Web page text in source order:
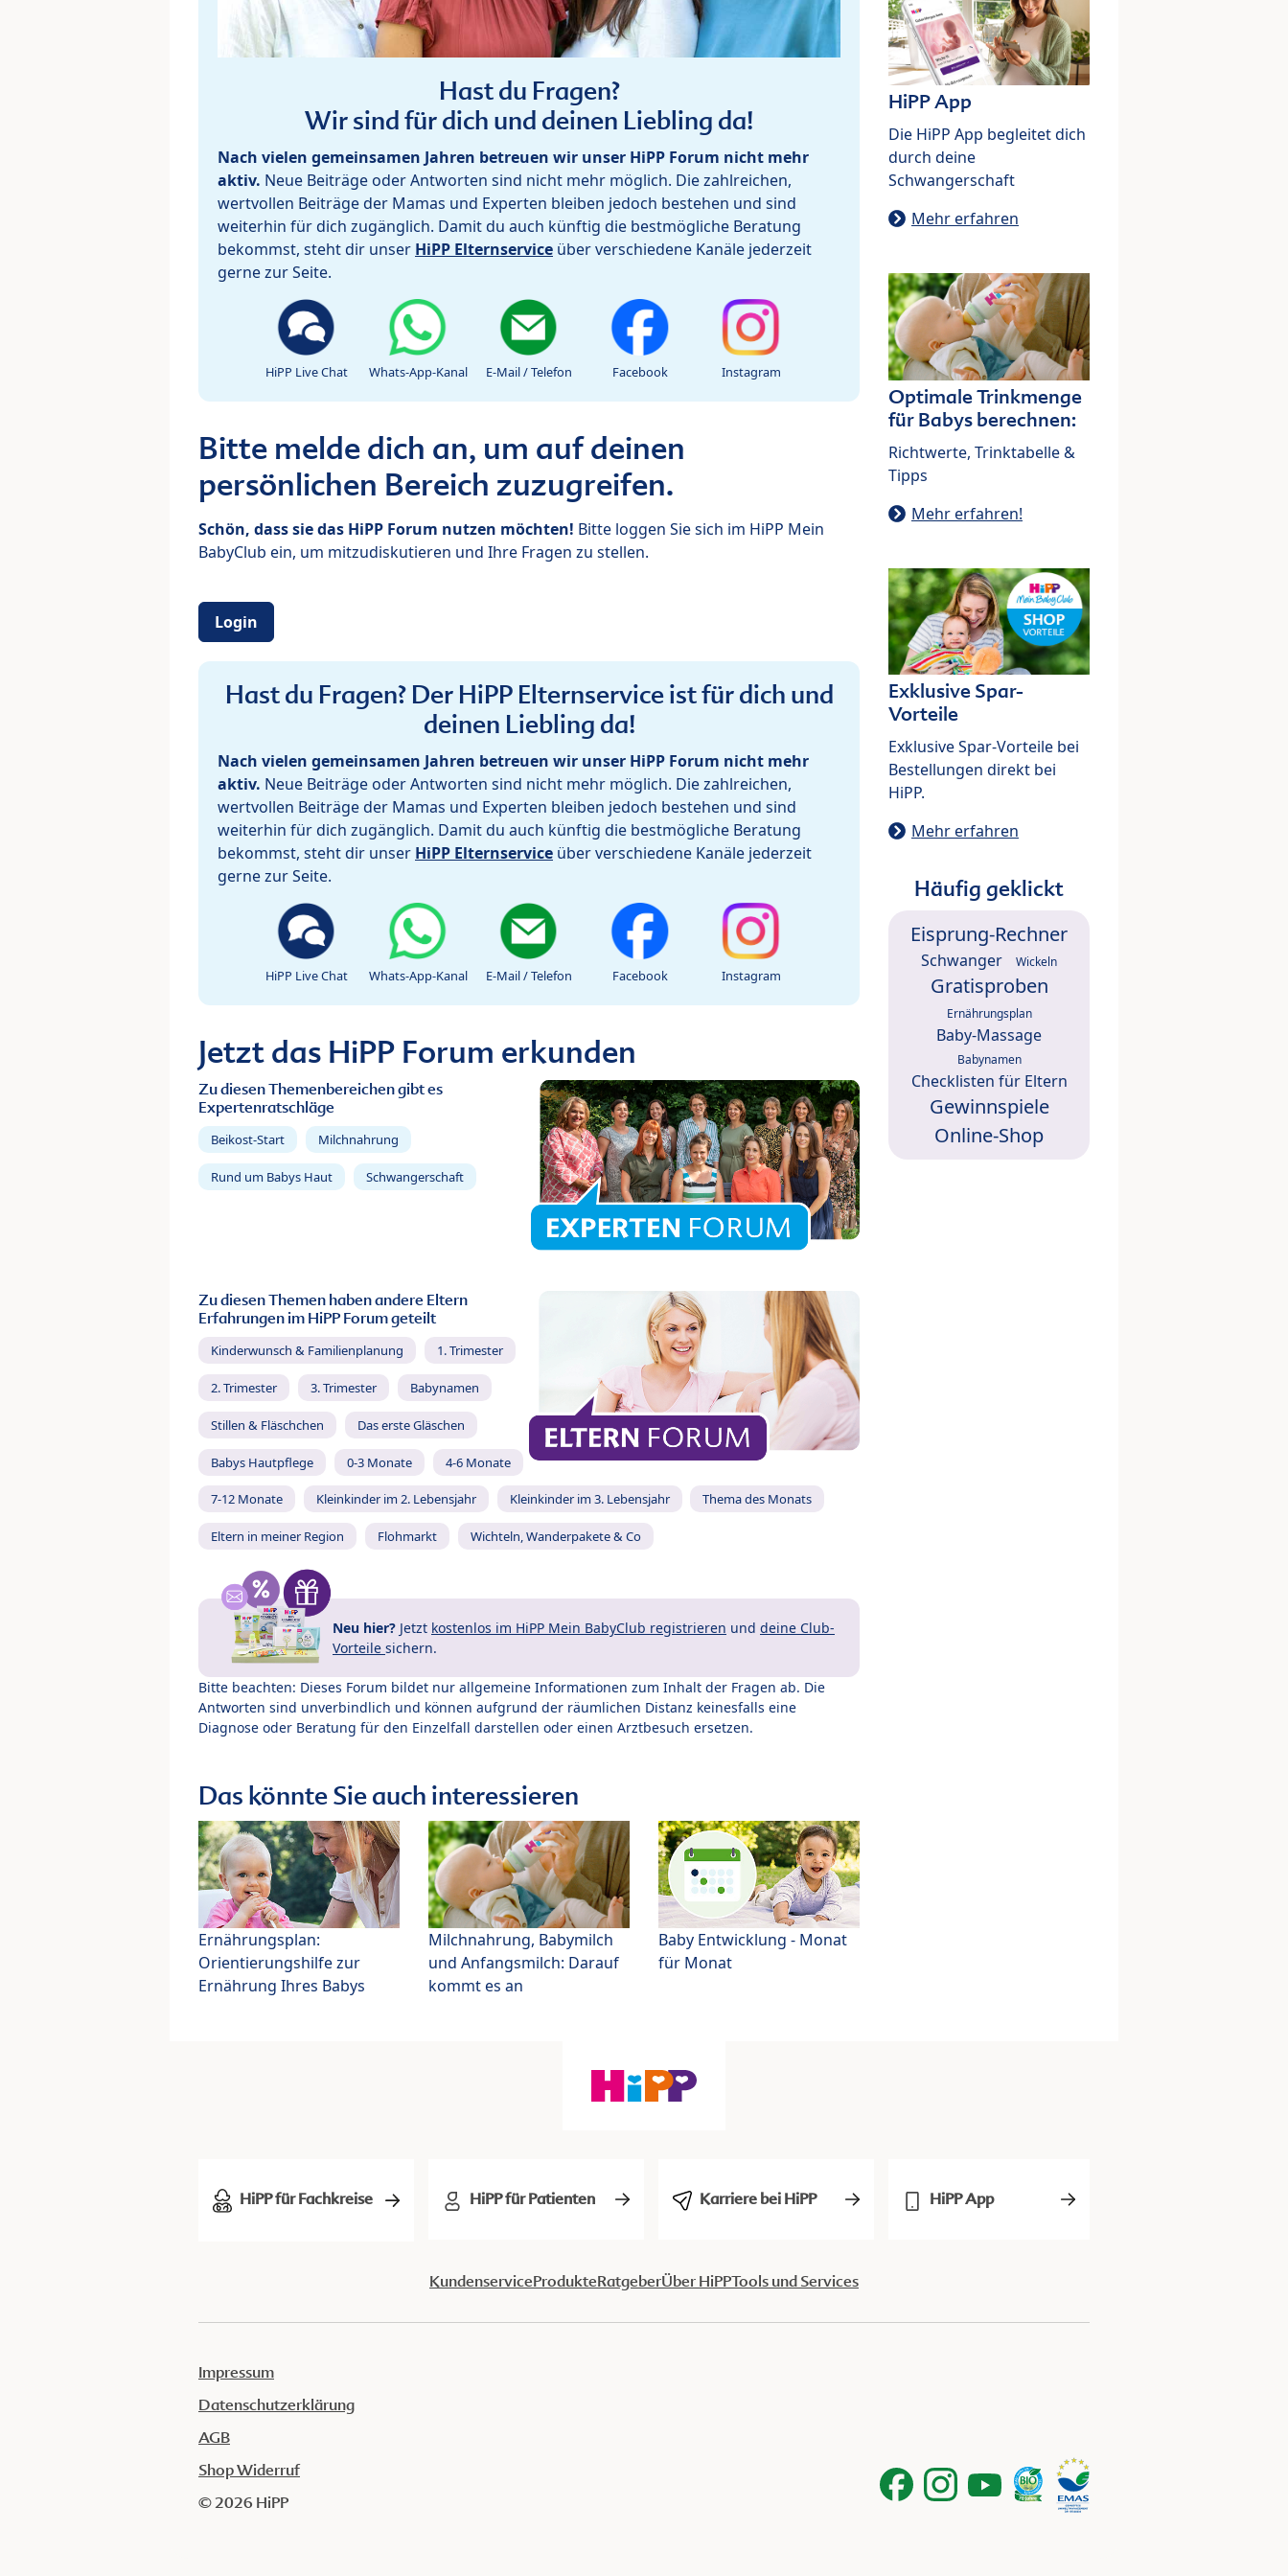
Hast du Fragen?
Wir sind für dich und deinen Liebling da!
Nach vielen gemeinsamen Jahren betreuen wir unser HiPP Forum nicht mehr
aktiv. Neue Beiträge oder Antworten sind nicht mehr möglich. Die zahlreichen,
wertvollen Beiträge der Mamas und Experten bleiben jedoch bestehen und sind
weiterhin für dich zugänglich. Damit du auch künftig die bestmögliche Beratung
bekommst, steht dir unser HiPP Elternservice über verschiedene Kanäle jederzeit
gerne zur Seite.
HiPP Live Chat Whats-App-Kanal E-Mail / Telefon Facebook Instagram
Bitte melde dich an, um auf deinen
persönlichen Bereich zuzugreifen.
Schön, dass sie das HiPP Forum nutzen möchten! Bitte loggen Sie sich im HiPP Mein
BabyClub ein, um mitzudiskutieren und Ihre Fragen zu stellen.
Login
Hast du Fragen? Der HiPP Elternservice ist für dich und
deinen Liebling da!
Nach vielen gemeinsamen Jahren betreuen wir unser HiPP Forum nicht mehr
aktiv. Neue Beiträge oder Antworten sind nicht mehr möglich. Die zahlreichen,
wertvollen Beiträge der Mamas und Experten bleiben jedoch bestehen und sind
weiterhin für dich zugänglich. Damit du auch künftig die bestmögliche Beratung
bekommst, steht dir unser HiPP Elternservice über verschiedene Kanäle jederzeit
gerne zur Seite.
HiPP Live Chat Whats-App-Kanal E-Mail / Telefon Facebook Instagram
Jetzt das HiPP Forum erkunden
Zu diesen Themenbereichen gibt es
Expertenratschläge
Beikost-Start Milchnahrung
Rund um Babys Haut Schwangerschaft
Zu diesen Themen haben andere Eltern
Erfahrungen im HiPP Forum geteilt
Kinderwunsch & Familienplanung 1. Trimester
2. Trimester 3. Trimester Babynamen
Stillen & Fläschchen Das erste Gläschen
Babys Hautpflege 0-3 Monate 4-6 Monate
7-12 Monate Kleinkinder im 2. Lebensjahr Kleinkinder im 3. Lebensjahr Thema des Monats
Eltern in meiner Region Flohmarkt Wichteln, Wanderpakete & Co
Neu hier? Jetzt kostenlos im HiPP Mein BabyClub registrieren und deine Club-
Vorteile sichern.
Bitte beachten: Dieses Forum bildet nur allgemeine Informationen zum Inhalt der Fragen ab. Die
Antworten sind unverbindlich und können aufgrund der räumlichen Distanz keinesfalls eine
Diagnose oder Beratung für den Einzelfall darstellen oder einen Arztbesuch ersetzen.
Das könnte Sie auch interessieren
Ernährungsplan:
Orientierungshilfe zur
Ernährung Ihres Babys
Milchnahrung, Babymilch
und Anfangsmilch: Darauf
kommt es an
Baby Entwicklung - Monat
für Monat
HiPP App
Die HiPP App begleitet dich
durch deine
Schwangerschaft
Mehr erfahren
Optimale Trinkmenge
für Babys berechnen:
Richtwerte, Trinktabelle &
Tipps
Mehr erfahren!
Exklusive Spar-
Vorteile
Exklusive Spar-Vorteile bei
Bestellungen direkt bei
HiPP.
Mehr erfahren
Häufig geklickt
Eisprung-Rechner
Schwanger Wickeln
Gratisproben
Ernährungsplan
Baby-Massage
Babynamen
Checklisten für Eltern
Gewinnspiele
Online-Shop
HiPP für Fachkreise HiPP für Patienten Karriere bei HiPP HiPP App
KundenserviceProdukteRatgeberÜber HiPPTools und Services
Impressum
Datenschutzerklärung
AGB
Shop Widerruf
© 2026 HiPP